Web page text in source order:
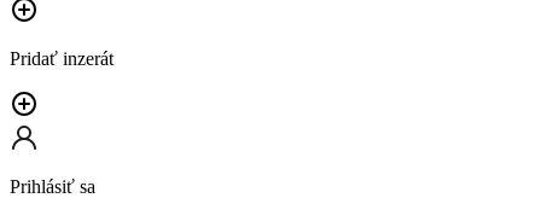
Pridať inzerát
Prihlásiť sa